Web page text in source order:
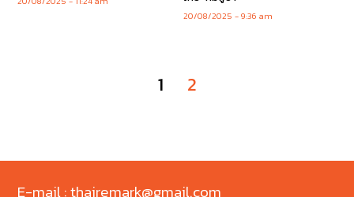
20/08/2025 9:36 am
1 2
E-mail : thairemark@gmail.com